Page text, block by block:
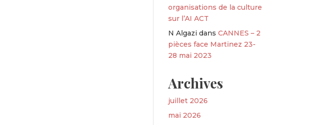
organisations de la culture
sur l’AI ACT
N Algazi dansCANNES – 2
pièces face Martinez 23-
28 mai 2023
Archives
juillet 2026
mai 2026